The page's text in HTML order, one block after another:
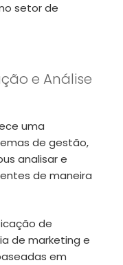
setor de
e Análise
uma
de gestão,
analisar e
de maneira
de
de marketing e
em